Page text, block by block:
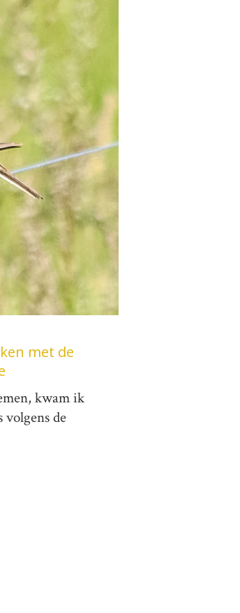
met de
kwam ik
de